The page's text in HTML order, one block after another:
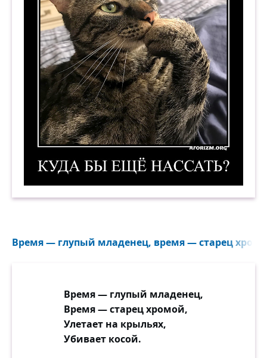
Время — глупый младенец, время — старец
Время — глупый младенец,
Время — старец хромой,
Улетает на крыльях,
Убивает косой.